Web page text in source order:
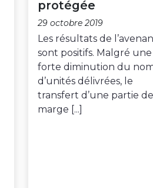
protégée
29 octobre 2019
Les résultats de
sont positifs. Malgré une
forte diminution du
d’unités délivrées, le
transfert d’une partie
marge [...]